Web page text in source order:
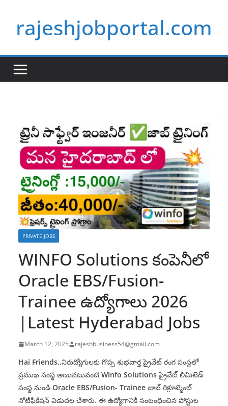
contentrajeshjobportal.com
PRIVATE JOBS
WINFO Solutions కంపెనీలో
Oracle EBS/Fusion-
Trainee ఉద్యోగాలు 2026
|Latest Hyderabad Jobs
March 12, 2025 rajeshbusiness54@gmail.com
Hai Friends..నిరుద్యోగులకు గొప్ప శుభవార్త ప్రైవేట్ రంగ సంస్థలో
ప్రముఖ సంస్థ అయినటువంటి Winfo Solutionsప్రైవేట్ లిమిటెడ్
సంస్థ నుండి Oracle EBS/Fusion- Trainee జాబ్ రిక్రూట్మెంట్
నోటిఫికేషన్ విడుదల చేశారు. ఈ ఉద్యోగానికి సంబంధించిన పోస్టుల